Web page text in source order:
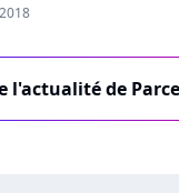
l'actualité de